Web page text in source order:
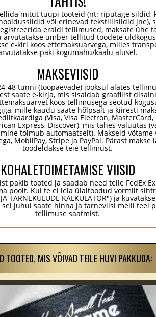
mitut tüüpi tooteid (nt: riputage sildid,
või erinevad tekstiilisildid jne),
eraldi tellimused, maksate ühe
arvutatakse ümber tellitud toodete
e-kiri koos ettemaksuarvega, milles
paki kogumahu/kaalu alusel.
MAKSEVIISID
48 tunni (tööpäevade) jooksul alates
saate e-kirja, mis sisaldab graafilist
koos tellimusega seotud
mille kaudu saate hõlpsalt ja kiiresti
(Visa, Visa Electron, MasterCard,
Express, Discover), mis tahes valuutas
toimub automaatselt). Makseid võtame
MobilPay, Stripe ja PayPal. Pärast makse
töödeldakse teie tellimust.
KOHALETOIMETAMISE VIISID
pakib tooted ja saadab need teile FedEx
poolt. Kui te ei leia ülaltoodud vormilt
TARNEKULUDE KALKULATOR") ja
sel juhul saate hinna ja tarneviisi meili teel
tellimuse saatmist.
TOOTED, MIS VÕIVAD TEILE HUVI PAKKUDA: